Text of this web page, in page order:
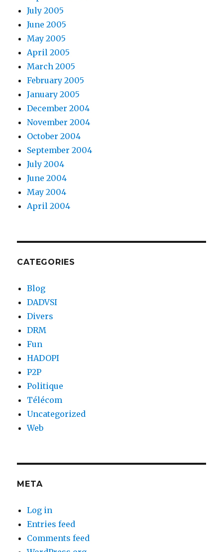
July 2005
June 2005
May 2005
April 2005
March 2005
February 2005
January 2005
December 2004
November 2004
October 2004
September 2004
July 2004
June 2004
May 2004
April 2004
CATEGORIES
Blog
DADVSI
Divers
DRM
Fun
HADOPI
P2P
Politique
Télécom
Uncategorized
Web
META
Log in
Entries feed
Comments feed